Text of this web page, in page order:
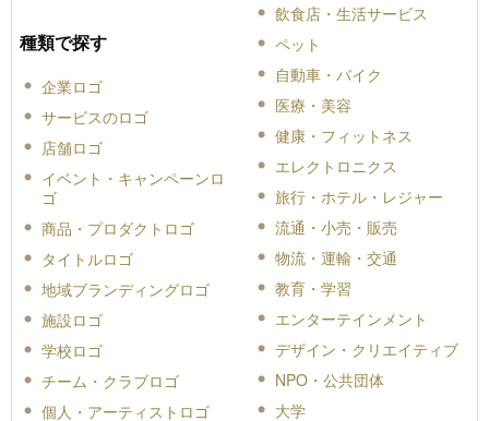
種類で探す
企業ロゴ
サービスのロゴ
店舗ロゴ
イベント・キャンペーンロ
ゴ
商品・プロダクトロゴ
タイトルロゴ
地域ブランディングロゴ
施設ロゴ
学校ロゴ
チーム・クラブロゴ
個人・アーティストロゴ
飲食店・生活サービス
ペット
自動車・バイク
医療・美容
健康・フィットネス
エレクトロニクス
旅行・ホテル・レジャー
流通・小売・販売
物流・運輸・交通
教育・学習
エンターテインメント
デザイン・クリエイティブ
NPO・公共団体
大学